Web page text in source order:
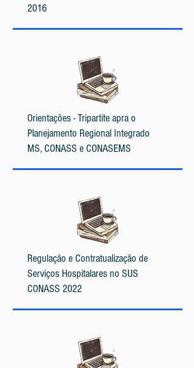
2016
Orientações - Tripartite apra o
Planejamento Regional Integrado
MS, CONASS e CONASEMS
Regulação e Contratualização de
Serviços Hospitalares no SUS
CONASS 2022